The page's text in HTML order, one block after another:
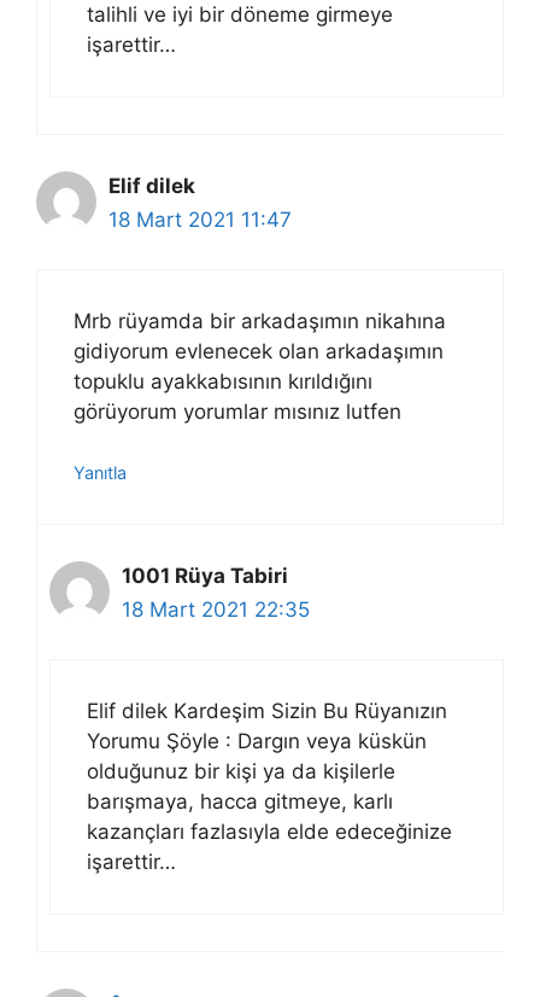
talihli ve iyi bir döneme girmeye
işarettir…
Elif dilek
18 Mart 2021 11:47
Mrb rüyamda bir arkadaşımın nikahına
gidiyorum evlenecek olan arkadaşımın
topuklu ayakkabısının kırıldığını
görüyorum yorumlar mısınız lutfen
Yanıtla
1001 Rüya Tabiri
18 Mart 2021 22:35
Elif dilek Kardeşim Sizin Bu Rüyanızın
Yorumu Şöyle : Dargın veya küskün
olduğunuz bir kişi ya da kişilerle
barışmaya, hacca gitmeye, karlı
kazançları fazlasıyla elde edeceğinize
işarettir…